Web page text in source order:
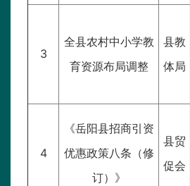
3
全县农村中小学教
育资源布局调整
县教
体局
4
《岳阳县招商引资
优惠政策八条（修
订）》
县贸
促会